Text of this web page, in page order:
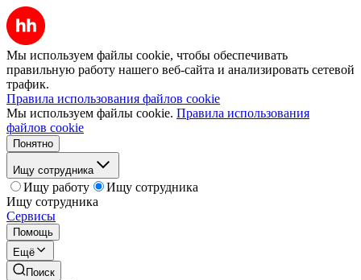
Мы используем файлы cookie, чтобы обеспечивать
правильную работу нашего веб-сайта и анализировать сетевой
трафик.
Правила использования файлов cookie
Мы используем файлы cookie. Правила использования
файлов cookie
Понятно
Ищу сотрудника
Ищу работу
Ищу сотрудника
Ищу сотрудника
Сервисы
Помощь
Ещё
Поиск